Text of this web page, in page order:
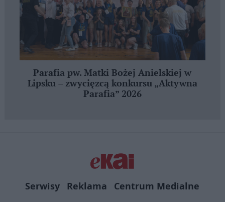
Parafia pw. Matki Bożej Anielskiej w
Lipsku – zwycięzcą konkursu „Aktywna
Parafia” 2026
Serwisy Reklama Centrum Medialne